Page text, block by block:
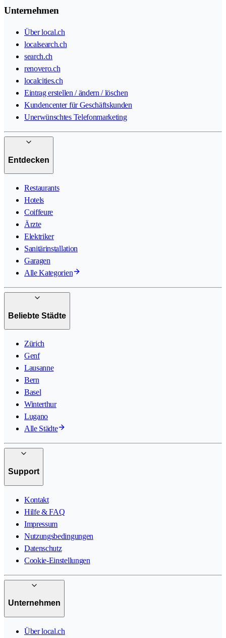
Unternehmen
Über local.ch
localsearch.ch
search.ch
renovero.ch
localcities.ch
Eintrag erstellen / ändern / löschen
Kundencenter für Geschäftskunden
Unerwünschtes Telefonmarketing
Entdecken
Restaurants
Hotels
Coiffeure
Ärzte
Elektriker
Sanitärinstallation
Garagen
Alle Kategorien
Beliebte Städte
Zürich
Genf
Lausanne
Bern
Basel
Winterthur
Lugano
Alle Städte
Support
Kontakt
Hilfe & FAQ
Impressum
Nutzungsbedingungen
Datenschutz
Cookie-Einstellungen
Unternehmen
Über local.ch